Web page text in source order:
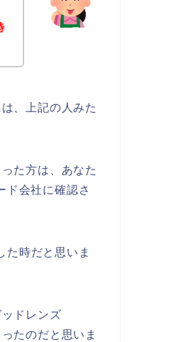
、上記の人みた
た方は、あなた
ド会社に確認さ
た時だと思いま
ドレンズ
たのだと思いま